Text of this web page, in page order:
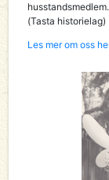
(Tasta historielag)
Les mer om oss